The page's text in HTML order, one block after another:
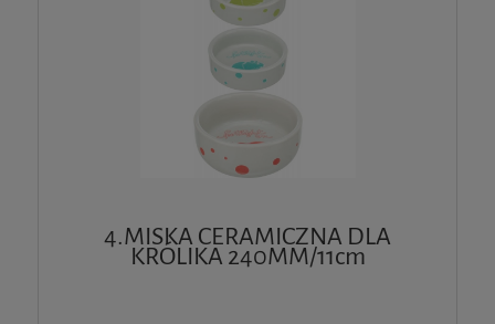
4.MISKA CERAMICZNA DLA
KRÓLIKA 240MM/11cm